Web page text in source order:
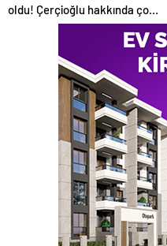
oldu! Çerçioğlu hakkında çok
sayıda suç dosyası iddiası